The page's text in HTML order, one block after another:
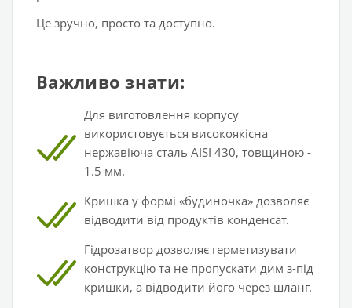
Це зручно, просто та доступно.
Важливо знати:
Для виготовлення корпусу
використовується високоякісна
нержавіюча сталь AISI 430, товщиною -
1.5 мм.
Кришка у формі «будиночка» дозволяє
відводити від продуктів конденсат.
Гідрозатвор дозволяє герметизувати
конструкцію та не пропускати дим з-під
кришки, а відводити його через шланг.